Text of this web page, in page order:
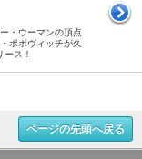
・ウーマンの頂点
ポポヴィッチが久
ース！
ページの先頭へ戻る